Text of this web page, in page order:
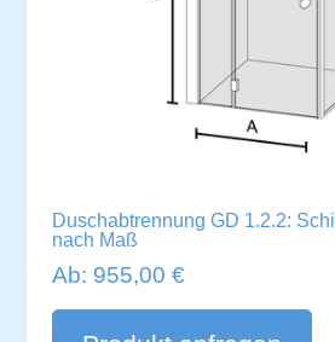
Duschabtrennung GD 1.2.2:
nach Maß
Ab: 955,00 €
A